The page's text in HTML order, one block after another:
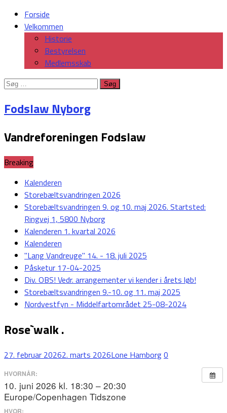
Forside
Velkommen
Historie
Bestyrelsen
Medlemsskab
Søg
Fodslaw Nyborg
Vandreforeningen Fodslaw
Breaking
Kalenderen
Storebæltsvandringen 2026
Storebæltsvandringen 9. og 10. maj 2026. Startsted:
Ringvej 1, 5800 Nyborg
Kalenderen 1. kvartal 2026
Kalenderen
"Lang Vandreuge" 14. - 18. juli 2025
Påsketur 17-04-2025
Div. OBS! Vedr. arrangementer vi kender i årets løb!
Storebæltsvandringen 9.-10. og 11. maj 2025
Nordvestfyn - Middelfartområdet 25-08-2024
Rose`walk .
27. februar 20262. marts 2026Lone Hamborg0
HVORNÅR:
10. juni 2026 kl. 18:30 – 20:30
Europe/Copenhagen Tidszone
HVOR: